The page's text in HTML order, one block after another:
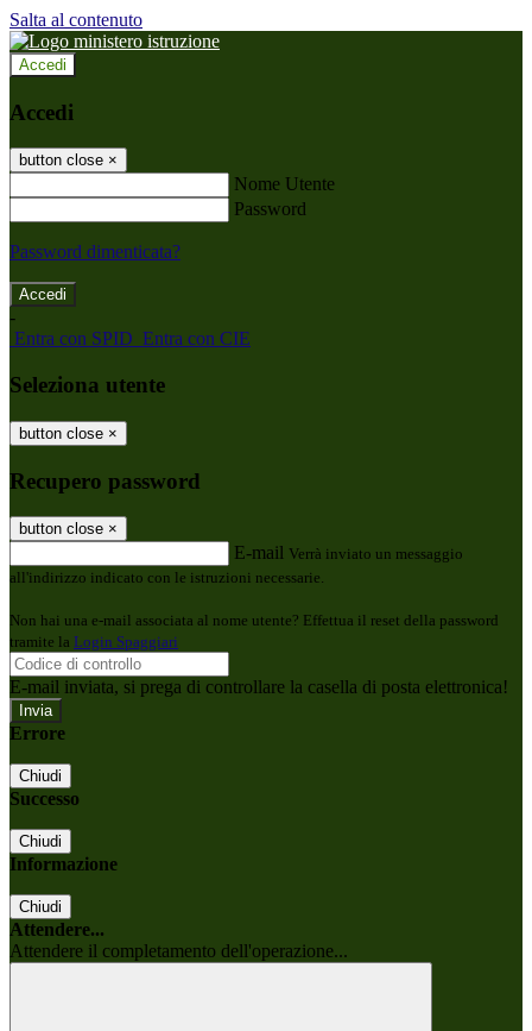
Salta al contenuto
Accedi
Accedi
button close ×
Nome Utente
Password
Password dimenticata?
-
Entra con SPID Entra con CIE
Seleziona utente
button close ×
Recupero password
button close ×
E-mail Verrà inviato un messaggio
all'indirizzo indicato con le istruzioni necessarie.
Non hai una e-mail associata al nome utente? Effettua il reset della password
tramite la Login Spaggiari
E-mail inviata, si prega di controllare la casella di posta elettronica!
Errore
Chiudi
Successo
Chiudi
Informazione
Chiudi
Attendere...
Attendere il completamento dell'operazione...